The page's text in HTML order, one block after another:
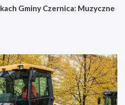
Gminy Czernica: Muzyczne